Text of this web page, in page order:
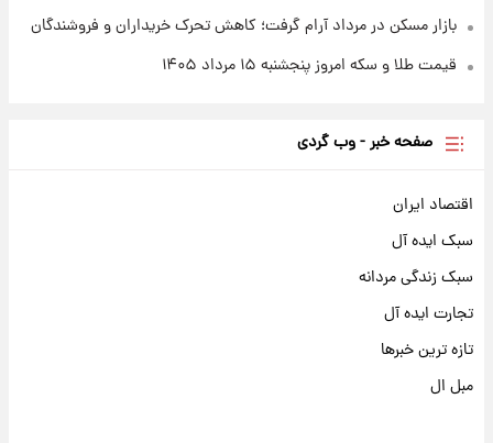
بازار مسکن در مرداد آرام گرفت؛ کاهش تحرک خریداران و فروشندگان
قیمت طلا و سکه امروز پنجشنبه ۱۵ مرداد ۱۴۰۵
صفحه خبر - وب گردی
اقتصاد ایران
سبک ایده آل
سبک زندگی مردانه
تجارت ایده آل
تازه ترین خبرها
مبل ال